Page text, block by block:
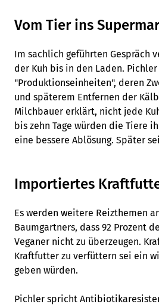
Vom Tier ins
Im sachlich geführten Gespräch
der Kuh bis in den Laden.
"Produktionseinheiten", deren
und späterem Entfernen der
Milchbauer erklärt, nicht jede
bis zehn Tage würden die Tiere
eine bessere Ablösung. Später
Importiertes
Es werden weitere Reizthemen
Baumgartners, dass 92 Prozent
Veganer nicht zu überzeugen.
Kraftfutter zu verfüttern sei ein
geben würden.
Pichler spricht